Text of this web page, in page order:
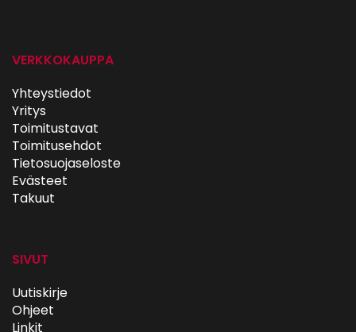
VERKKOKAUPPA
Yhteystiedot
Yritys
Toimitustavat
Toimitusehdot
Tietosuojaseloste
Evästeet
Takuut
SIVUT
Uutiskirje
Ohjeet
Linkit